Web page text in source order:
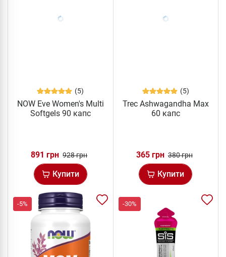
(5)
NOW Eve Women's Multi
Softgels 90 капс
891 грн 928 грн
Купити
(5)
Trec Ashwagandha Max
60 капс
365 грн 380 грн
Купити
-5% -30%